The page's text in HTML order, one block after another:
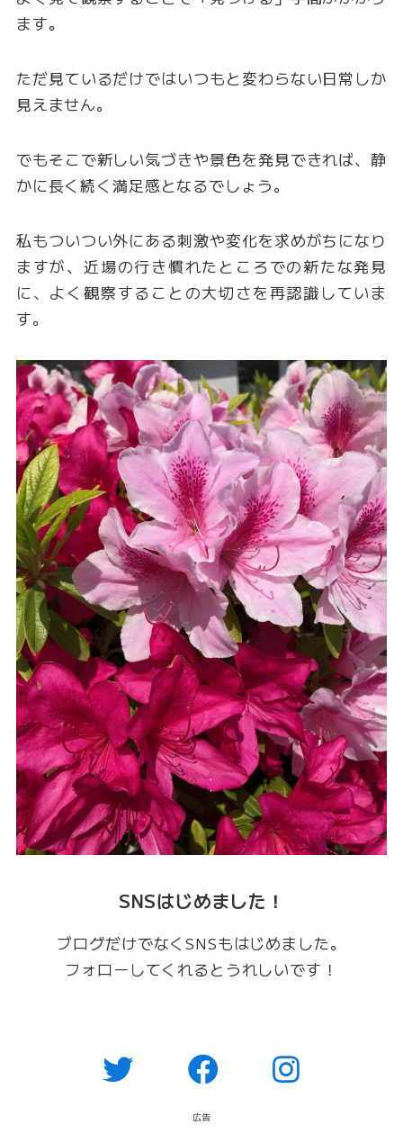
ます。
ただ見ているだけではいつもと変わらない日常しか
見えません。
でもそこで新しい気づきや景色を発見できれば、静
かに長く続く満足感となるでしょう。
私もついつい外にある刺激や変化を求めがちになり
ますが、近場の行き慣れたところでの新たな発見
に、よく観察することの大切さを再認識していま
す。
SNSはじめました！
ブログだけでなくSNSもはじめました。
フォローしてくれるとうれしいです！
広告